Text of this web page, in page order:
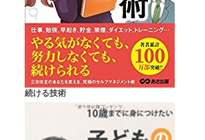
続ける技術